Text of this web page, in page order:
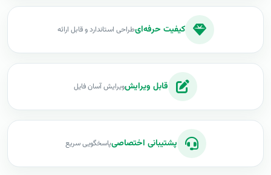
کیفیت حرفه‌ایطراحی استاندارد و قابل ارائه
قابل ویرایشویرایش آسان فایل
پشتیبانی اختصاصیپاسخگویی سریع